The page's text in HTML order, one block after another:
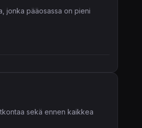
jonka pääosassa on pieni
sekä ennen kaikkea